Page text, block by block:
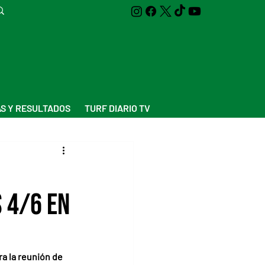
Y RESULTADOS TURF DIARIO TV
6 en
la reunión de